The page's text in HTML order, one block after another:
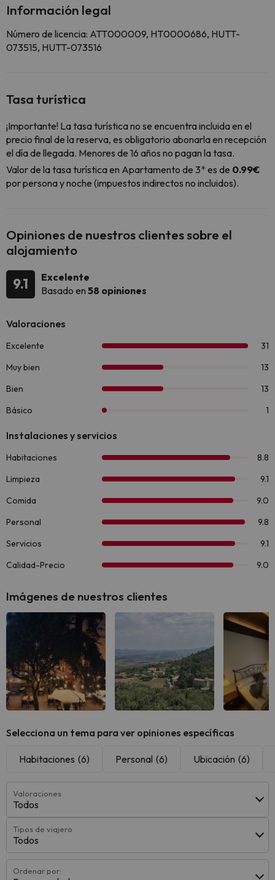
Información legal
Número de licencia: ATT000009, HT0000686, HUTT-
073515, HUTT-073516
Tasa turística
¡Importante! La tasa turística no se encuentra incluida en el
precio final de la reserva, es obligatorio abonarla en recepción
el día de llegada. Menores de 16 años no pagan la tasa.
Valor de la tasa turística en Apartamento de 3* es de 0.99€
por persona y noche (impuestos indirectos no incluidos).
Opiniones de nuestros clientes sobre el
alojamiento
9.1
Excelente
Basado en 58 opiniones
Imágenes de nuestros clientes
Selecciona un tema para ver opiniones específicas
Habitaciones (6) Personal (6) Ubicación (6)
Valoraciones
Todos
Tipos de viajero
Todos
Ordenar por: